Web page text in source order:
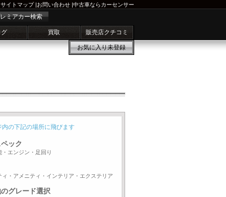
サイトマップ|お問い合わせ |中古車ならカーセンサー
ミアカー検索
買取 販売店クチコミ
お気に入り未登録
内の下記の場所に飛びます
ック
・エンジン・足回り
ィ・アメニティ・インテリア・エクステリア
グレード選択